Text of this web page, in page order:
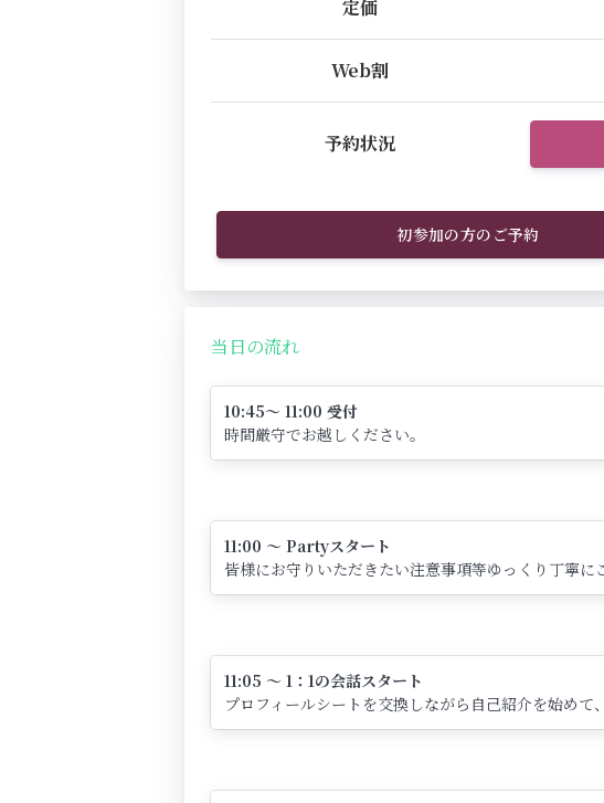
定価
Web割
予約状況
初参加の方のご予約
当日の流れ
10:45～ 11:00 受付
時間厳守でお越しください。
11:00 ～ Partyスタート
皆様にお守りいただきたい注意事項等ゆっくり丁寧
11:05 ～ 1：1の会話スタート
プロフィールシートを交換しながら自己紹介を始めて